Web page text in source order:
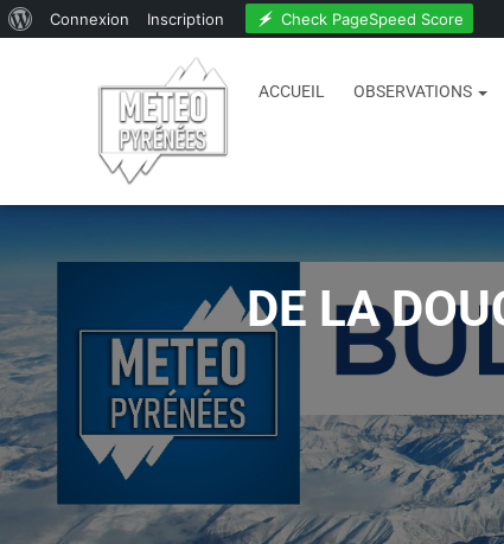
Connexion Inscription Check PageSpeed Score
ACCUEIL OBSERVATIONS
DE LA